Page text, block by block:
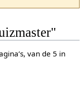
van de 5 in